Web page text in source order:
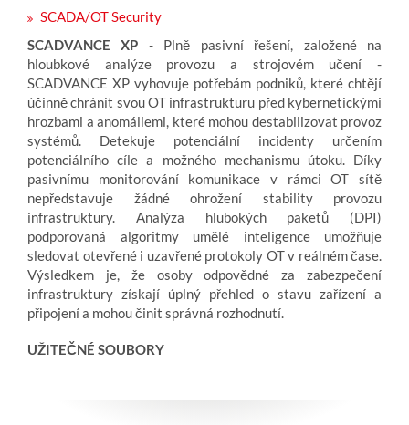
SCADA/OT Security
SCADVANCE XP - Plně pasivní řešení, založené na
hloubkové analýze provozu a strojovém učení -
SCADVANCE XP vyhovuje potřebám podniků, které chtějí
účinně chránit svou OT infrastrukturu před kybernetickými
hrozbami a anomáliemi, které mohou destabilizovat provoz
systémů. Detekuje potenciální incidenty určením
potenciálního cíle a možného mechanismu útoku. Díky
pasivnímu monitorování komunikace v rámci OT sítě
nepředstavuje žádné ohrožení stability provozu
infrastruktury. Analýza hlubokých paketů (DPI)
podporovaná algoritmy umělé inteligence umožňuje
sledovat otevřené i uzavřené protokoly OT v reálném čase.
Výsledkem je, že osoby odpovědné za zabezpečení
infrastruktury získají úplný přehled o stavu zařízení a
připojení a mohou činit správná rozhodnutí.
UŽITEČNÉ SOUBORY